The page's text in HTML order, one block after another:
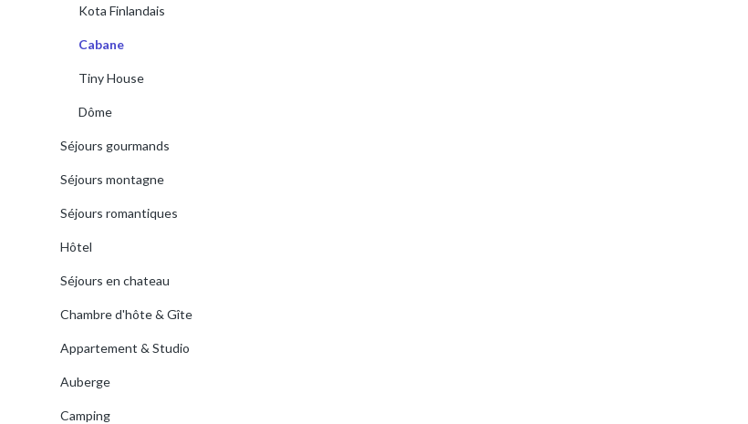
Kota Finlandais
Cabane
Tiny House
Dôme
Séjours gourmands
Séjours montagne
Séjours romantiques
Hôtel
Séjours en chateau
Chambre d'hôte & Gîte
Appartement & Studio
Auberge
Camping